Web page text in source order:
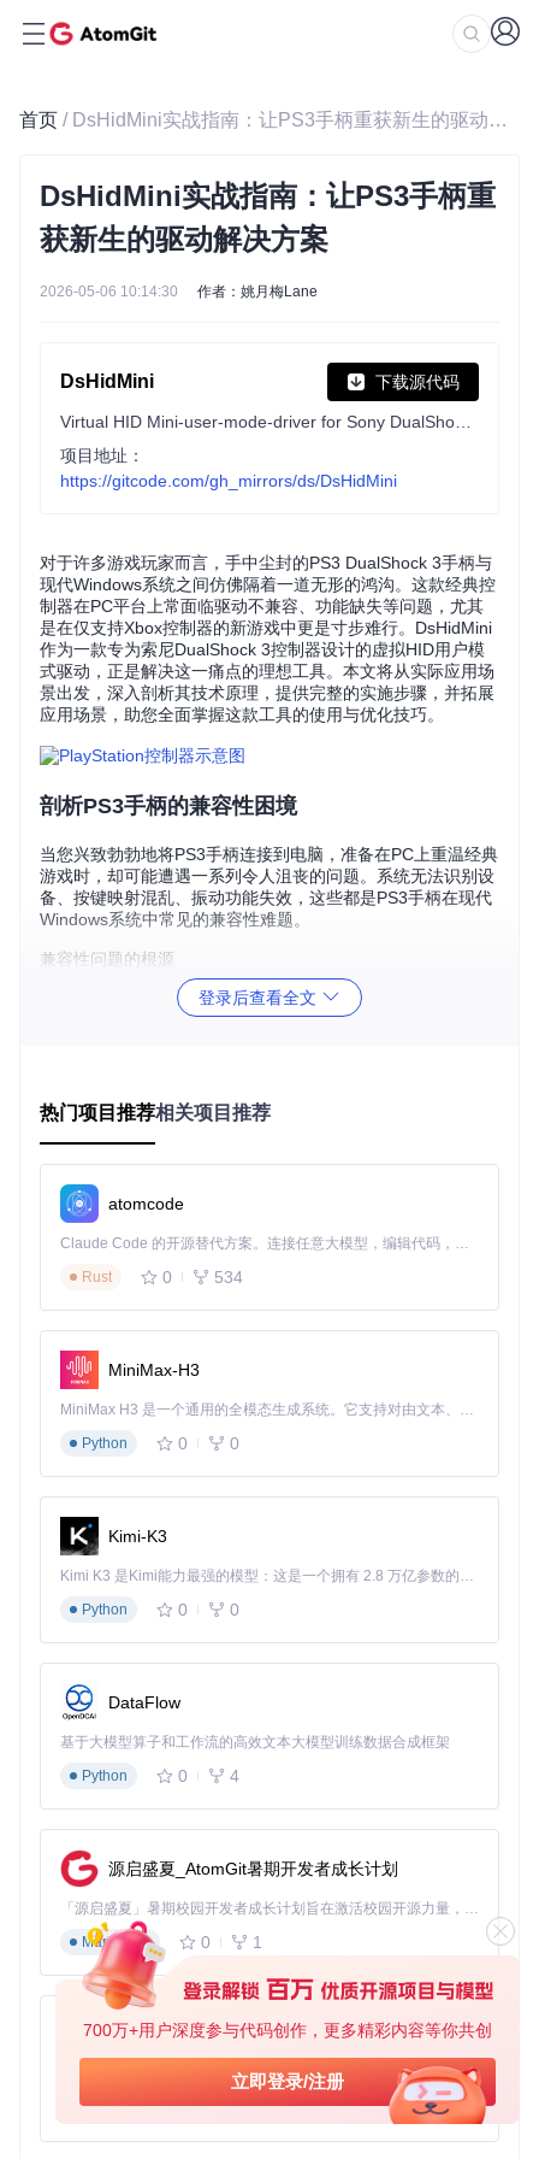
700万+用户深度参与代码创作，更多精彩内容等你共创
立即登录/注册
首页 / DsHidMini实战指南：让PS3手柄重获新生的驱动解决方案
DsHidMini实战指南：让PS3手柄重
获新生的驱动解决方案
2026-05-06 10:14:30 作者：姚月梅Lane
DsHidMini 下载源代码
项目地址：
https://gitcode.com/gh_mirrors/ds/DsHidMini
对于许多游戏玩家而言，手中尘封的PS3 DualShock 3手柄与
现代Windows系统之间仿佛隔着一道无形的鸿沟。这款经典控
制器在PC平台上常面临驱动不兼容、功能缺失等问题，尤其
是在仅支持Xbox控制器的新游戏中更是寸步难行。DsHidMini
作为一款专为索尼DualShock 3控制器设计的虚拟HID用户模
式驱动，正是解决这一痛点的理想工具。本文将从实际应用场
景出发，深入剖析其技术原理，提供完整的实施步骤，并拓展
应用场景，助您全面掌握这款工具的使用与优化技巧。
剖析PS3手柄的兼容性困境
当您兴致勃勃地将PS3手柄连接到电脑，准备在PC上重温经典
游戏时，却可能遭遇一系列令人沮丧的问题。系统无法识别设
备、按键映射混乱、振动功能失效，这些都是PS3手柄在现代
Windows系统中常见的兼容性难题。
兼容性问题的根源
：Windows系统原生并不支持PS3手柄的HID协议
（Human Interface Device，人体接口设备协议），导致无
连接方式限制 ：无论是USB还是蓝牙连接，PS3手柄都需要
特定的驱动支持才能与PC稳定通信。
DsHidMini采用创新的用户模式驱动架构，在微软HID类驱动下
方作为过滤器运行，巧妙地解决了PS3手柄的兼容性问题。它
就像一位精通多种语言的翻译官，能够将PS3手柄的指令准确
地转换为Windows系统可理解的语言。
核心技术架构
DsHidMini建立在微软驱动模块框架(DMF)之上，特别是DMF_
VirtualHidMini模块提供了核心HID功能实现。这种模块化设计
不仅减少了代码冗余，还提高了开发效率和稳定性。驱动程序
通过JSON格式存储设备配置数据，确保了配置的持久化和跨
会话一致性。
多模式HID设备仿真
DsHidMini支持多种HID设备仿真模式，以适应不同的游戏和应
用场景：
I，兼容传统PC游戏。
DualShock 4仿真技术：为DS4Windows等现代配置工具提
供完美支持。
Xbox控制器仿真
器的现代游戏兼容。
六轴专用模式：针对PCSX2、RPCS3等PlayStation模拟器
优化。
DsHidMini的实施步骤
环境准备与安装
操作
预期结果
克隆
代码
获取最新的D
sHidMini源
代码
git clone https://gitcod
Mini
进入
r目录
在位置
确保路径正确，避免后续操作出
系统成功加
登录后查看全文
热门项目推荐相关项目推荐
atomcode
Claude Code 的开源替代方案。连接任意大模型，编辑代码，运行命令，自动验证 — 全自动执行。用 Rust 构建，极致性能。 ｜ An open-source alternative to Claude Code. Connect any LLM, edit code, run commands, and verify changes — autonomously. Built in Rust for speed. Get Started
Rust
0 534
MiniMax-H3
MiniMax H3 是一个通用的全模态生成系统。它支持对由文本、图像、视频和音频组成的多模态上下文进行统一理解，并能生成分辨率高达 2K、时长可达 15 秒的带原生立体声音频的视频。得益于面向任务泛化的系统设计，H3 在预训练阶段就已具备广泛的多模态上下文理解与生成能力，能够出色地执行复杂的多模态指令。
Python
0 0
Kimi-K3
Kimi K3 是Kimi能力最强的模型：这是一个拥有 2.8 万亿参数的混合专家（MoE）模型，具备原生视觉理解能力，并支持 100 万 token 的上下文窗口。
Python
0 0
DataFlow
基于大模型算子和工作流的高效文本大模型训练数据合成框架
Python
0 4
源启盛夏_AtomGit暑期开发者成长计划
「源启盛夏」暑期校园开发者成长计划旨在激活校园开源力量，通过积分激励、认证扶持、资源倾斜等形式，引导高校组织和开发者完成「入驻 — 建项目 — 做贡献 — 获认证 — 得资源」的完整闭环。无论你是想带领社团入驻平台的组织者，还是希望用代码贡献证明自己的开发者，都能在这里找到属于你的成长路径。
Markdown
0 1
py-xiaozhi
基于Python的Xiaozhi AI，适用于想要完整Xiaozhi体验而无需拥有专用硬件的用户。
Python
0 1